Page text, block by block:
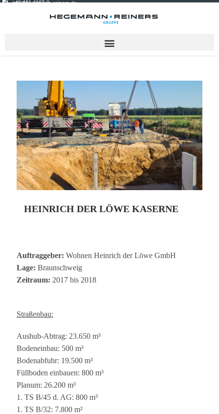
+49 421 4107-0
info@hegemann-reiners.de
HEINRICH DER LÖWE KASERNE
Auf­trag­ge­ber: Woh­nen Hein­rich der Löwe GmbH
Lage: Braunschweig
Zeit­raum: 2017 bis 2018
Straßenbau:
Aus­hub-Abtrag: 23.650 m³
Boden­ein­bau: 500 m³
Boden­ab­fuhr: 19.500 m³
Füll­bo­den ein­bauen: 800 m³
Pla­num: 26.200 m³
1. TS B/45 d. AG: 800 m³
1. TS B/32: 7.800 m²